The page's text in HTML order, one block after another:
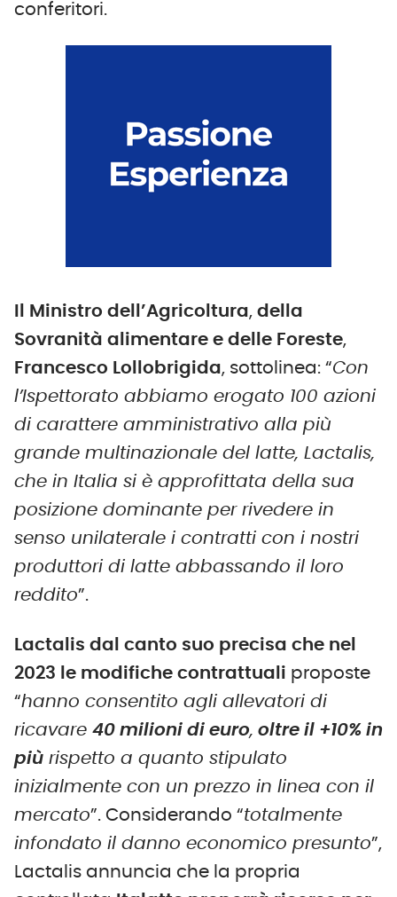
conferitori.
Il Ministro dell’Agricoltura, della
Sovranità alimentare e delle Foreste,
Francesco Lollobrigida, sottolinea: “Con
l’Ispettorato abbiamo erogato 100 azioni
di carattere amministrativo alla più
grande multinazionale del latte, Lactalis,
che in Italia si è approfittata della sua
posizione dominante per rivedere in
senso unilaterale i contratti con i nostri
produttori di latte abbassando il loro
reddito”.
Lactalis dal canto suo precisa che nel
2023 le modifiche contrattuali proposte
“hanno consentito agli allevatori di
ricavare 40 milioni di euro, oltre il +10% in
più rispetto a quanto stipulato
inizialmente con un prezzo in linea con il
mercato”. Considerando “totalmente
infondato il danno economico presunto”,
Lactalis annuncia che la propria